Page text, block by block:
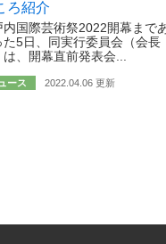
ろ紹介
内国際芸術祭2022開幕まで
た5日、同実行委員会（会長
、開幕直前発表会...
ース 2022.04.06 更新